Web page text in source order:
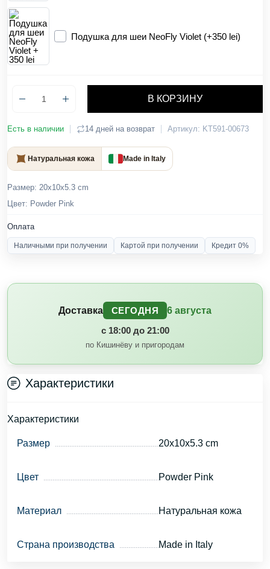
Подушка для шеи NeoFly Violet (+350 lei)
В КОРЗИНУ
Есть в наличии 14 дней на возврат Артикул: KT591-00673
Натуральная кожа Made in Italy
Размер: 20x10x5.3 cm
Цвет: Powder Pink
Оплата
Наличными при получении Картой при получении Кредит 0%
Доставка СЕГОДНЯ
6 августа
с 18:00 до 21:00
по Кишинёву и пригородам
Характеристики
Характеристики
Размер 20x10x5.3 cm
Цвет Powder Pink
Материал Натуральная кожа
Страна производства Made in Italy